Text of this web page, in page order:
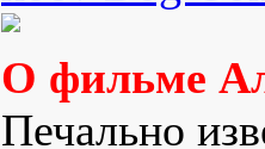
О фильме
Печально